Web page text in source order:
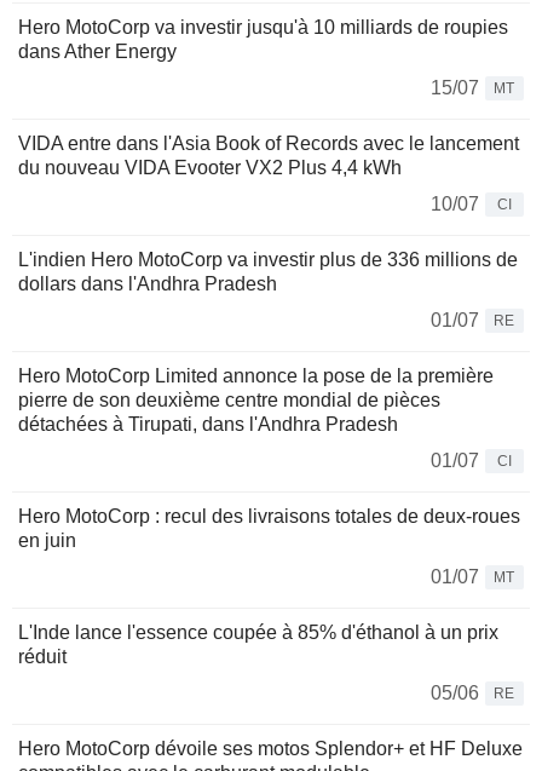
Hero MotoCorp va investir jusqu'à 10 milliards de roupies
dans Ather Energy
15/07
MT
VIDA entre dans l'Asia Book of Records avec le lancement
du nouveau VIDA Evooter VX2 Plus 4,4 kWh
10/07
CI
L'indien Hero MotoCorp va investir plus de 336 millions de
dollars dans l'Andhra Pradesh
01/07
RE
Hero MotoCorp Limited annonce la pose de la première
pierre de son deuxième centre mondial de pièces
détachées à Tirupati, dans l'Andhra Pradesh
01/07
CI
Hero MotoCorp : recul des livraisons totales de deux-roues
en juin
01/07
MT
L'Inde lance l'essence coupée à 85% d'éthanol à un prix
réduit
05/06
RE
Hero MotoCorp dévoile ses motos Splendor+ et HF Deluxe